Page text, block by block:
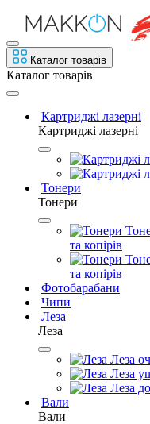
Каталог товарів
Каталог товарів
Картриджі лазерні
Картриджі лазерні
Тонери
Тонери
та копірів
та копірів
Фотобарабани
Чипи
Леза
Леза
Леза
Леза
Леза
Вали
Вали